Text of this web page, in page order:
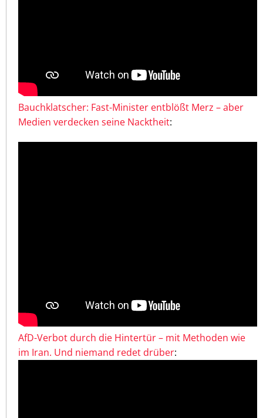
Bauchklatscher: Fast-Minister entblößt Merz – aber
Medien verdecken seine Nacktheit:
AfD-Verbot durch die Hintertür – mit Methoden wie
im Iran. Und niemand redet drüber: